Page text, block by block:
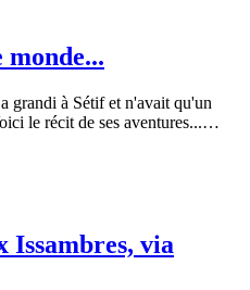
grandi à Sétif et n'avait qu'un
le récit de ses aventures...…
Issambres, via